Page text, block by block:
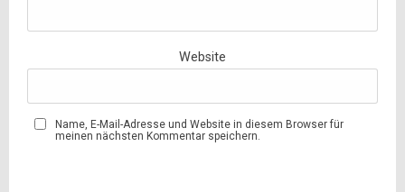
Website
Name, E-Mail-Adresse und Website in diesem Browser für
meinen nächsten Kommentar speichern.